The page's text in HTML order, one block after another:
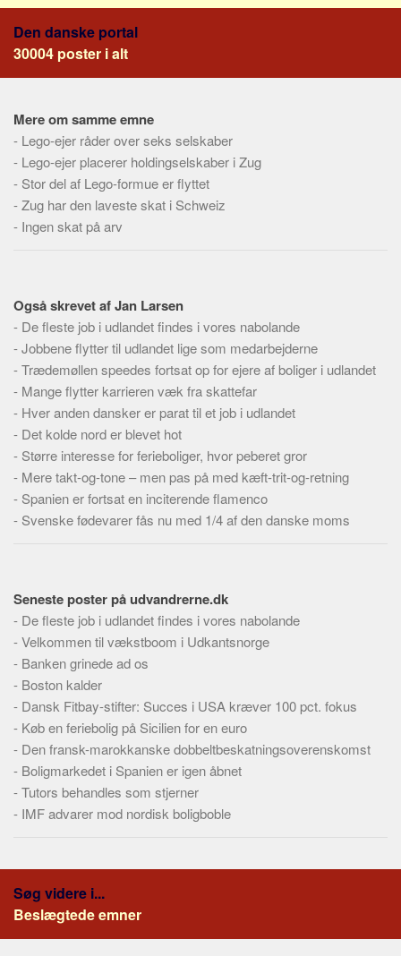
Pension og opsparing
Transport
Alle
Aspekter
Køb og salg
Skatter og afgifter
Statistik
Praktisk
Alle
Meta
Dokumenttyper
Emner
Skribenter
Om
Forhistorien
Redigering
Tekstannoncer
Bannere
Hjælp
Den danske portal
30004 poster i alt
Mere om samme emne
- Lego-ejer råder over seks selskaber
- Lego-ejer placerer holdingselskaber i Zug
- Stor del af Lego-formue er flyttet
-Zug har den laveste skat i Schweiz
- Ingen skat på arv
Også skrevet af Jan Larsen
- De fleste job i udlandet findes i vores nabolande
-Jobbene flytter til udlandet lige som medarbejderne
-Trædemøllen speedes fortsat op for ejere af boliger i udlandet
- Mange flytter karrieren væk fra skattefar
- Hver anden dansker er parat til et job i udlandet
- Det kolde nord er blevet hot
- Større interesse for ferieboliger, hvor peberet gror
- Mere takt-og-tone – men pas på med kæft-trit-og-retning
- Spanien er fortsat en inciterende flamenco
- Svenske fødevarer fås nu med 1/4 af den danske moms
Seneste poster på udvandrerne.dk
- De fleste job i udlandet findes i vores nabolande
-Velkommen til vækstboom i Udkantsnorge
- Banken grinede ad os
- Boston kalder
- Dansk Fitbay-stifter: Succes i USA kræver 100 pct. fokus
- Køb en feriebolig på Sicilien for en euro
- Den fransk-marokkanske dobbeltbeskatningsoverenskomst
- Boligmarkedet i Spanien er igen åbnet
-Tutors behandles som stjerner
- IMF advarer mod nordisk boligboble
Søg videre i...
Beslægtede emner